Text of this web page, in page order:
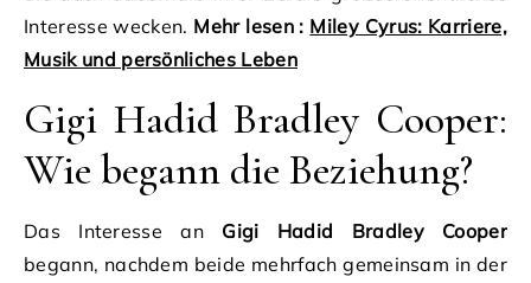
Interesse wecken. Mehr lesen : Miley Cyrus: Karriere,
Musik und persönliches Leben
Gigi Hadid Bradley Cooper:
Wie begann die Beziehung?
Das Interesse an Gigi Hadid Bradley Cooper
begann, nachdem beide mehrfach gemeinsam in der